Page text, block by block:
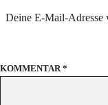
Deine E-Mail-
KOMMENTAR *